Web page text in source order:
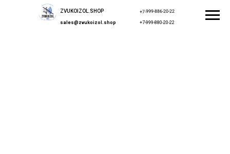
+7-999-880-20-22
+7-999-886-20-22
sales@zvukoizol.shop
ZVUKOIZOL.SHOP